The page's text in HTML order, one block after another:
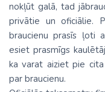
nokļūt galā, tad
privātie un oficiālie.
braucienu prasīs ļoti
esiet prasmīgs
ka varat aiziet pie
par braucienu.